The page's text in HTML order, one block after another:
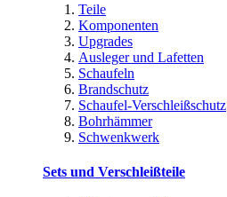
Teile
Komponenten
Upgrades
Ausleger und Lafetten
Schaufeln
Brandschutz
Schaufel-Verschleißschutz
Bohrhämmer
Schwenkwerk
Sets und Verschleißteile